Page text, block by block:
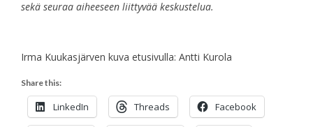
sekä seuraa aiheeseen liittyvää keskustelua.
Irma Kuukasjärven kuva etusivulla: Antti Kurola
Share this:
LinkedIn Threads Facebook